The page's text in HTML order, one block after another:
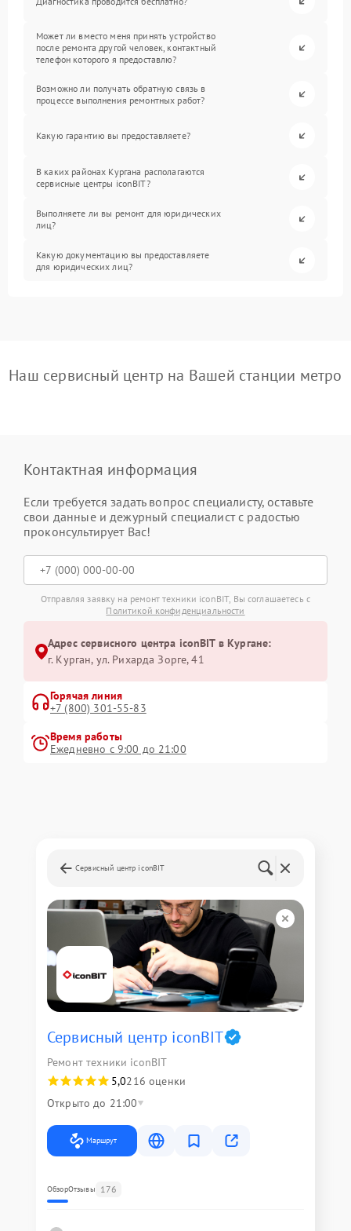
Может ли вместо меня принять устройство
после ремонта другой человек, контактный
телефон которого я предоставлю?
Возможно ли получать обратную связь в
процессе выполнения ремонтных работ?
Какую гарантию вы предоставляете?
В каких районах Кургана располагаются
сервисные центры iconBIT?
Выполняете ли вы ремонт для юридических
лиц?
Какую документацию вы предоставляете
для юридических лиц?
Наш сервисный центр на Вашей станции метро
Контактная информация
Если требуется задать вопрос специалисту, оставьте
свои данные и дежурный специалист с радостью
проконсультирует Вас!
Отправляя заявку на ремонт техники iconBIT, Вы соглашаетесь с
Политикой конфиденциальности
Адрес сервисного центра iconBIT в Кургане:
г. Курган, ул. Рихарда Зорге, 41
Горячая линия
+7 (800) 301-55-83
Время работы
Ежедневно с 9:00 до 21:00
Сервисный центр iconBIT
Сервисный центр iconBIT
Ремонт техники iconBIT
5,0216 оценки
Открыто до 21:00
Маршрут
ОбзорОтзывы 176